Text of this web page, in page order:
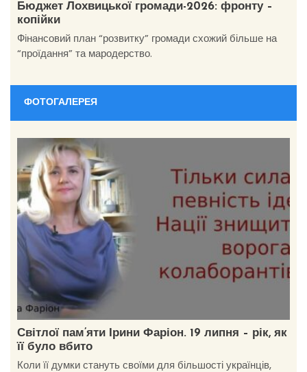
Бюджет Лохвицької громади-2026: фронту –
копійки
Фінансовий план “розвитку” громади схожий більше на
“проїдання” та мародерство.
ФОТОГАЛЕРЕЯ
Світлої пам’яти Ірини Фаріон. 19 липня – рік, як
її було вбито
Коли її думки стануть своїми для більшості українців,